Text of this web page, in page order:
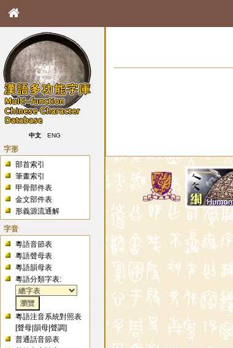
中文 ENG
字形
部首索引
筆畫索引
甲骨部件表
金文部件表
形義源流通解
字音
粵語音節表
粵語聲母表
粵語韻母表
粵語分類字表:
粵語注音系統對照表
[聲母 |韻母 |聲調]
普通話音節表